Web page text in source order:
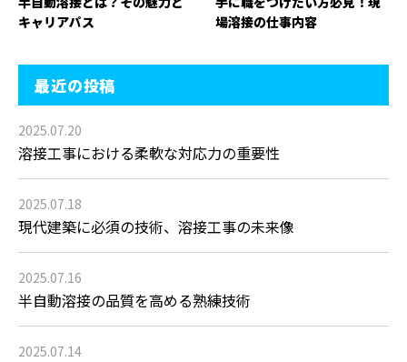
キャリアパス
場溶接の仕事内容
最近の投稿
2025.07.20
溶接工事における柔軟な対応力の重要性
2025.07.18
現代建築に必須の技術、溶接工事の未来像
2025.07.16
半自動溶接の品質を高める熟練技術
2025.07.14